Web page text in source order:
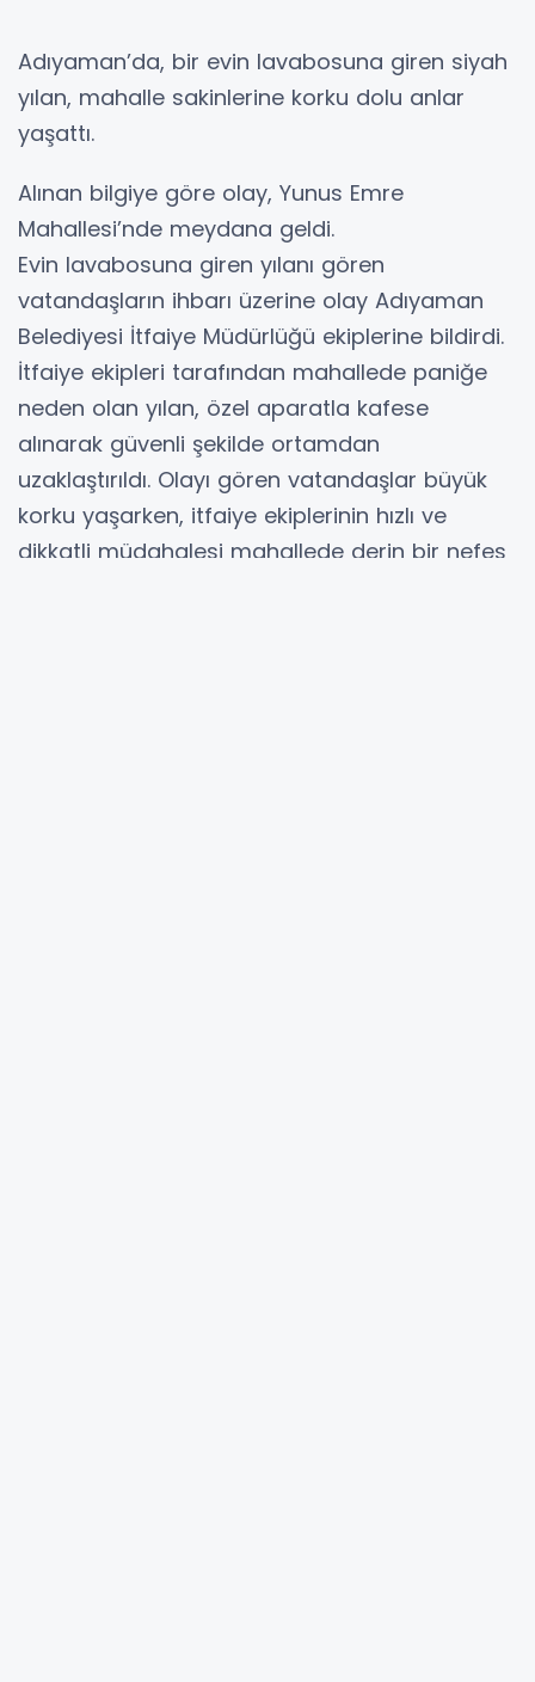
Adıyaman’da, bir evin lavabosuna giren siyah
yılan, mahalle sakinlerine korku dolu anlar
yaşattı.
Alınan bilgiye göre olay, Yunus Emre
Mahallesi’nde meydana geldi.
Evin lavabosuna giren yılanı gören
vatandaşların ihbarı üzerine olay Adıyaman
Belediyesi İtfaiye Müdürlüğü ekiplerine bildirdi.
İtfaiye ekipleri tarafından mahallede paniğe
neden olan yılan, özel aparatla kafese
alınarak güvenli şekilde ortamdan
uzaklaştırıldı. Olayı gören vatandaşlar büyük
korku yaşarken, itfaiye ekiplerinin hızlı ve
dikkatli müdahalesi mahallede derin bir nefes